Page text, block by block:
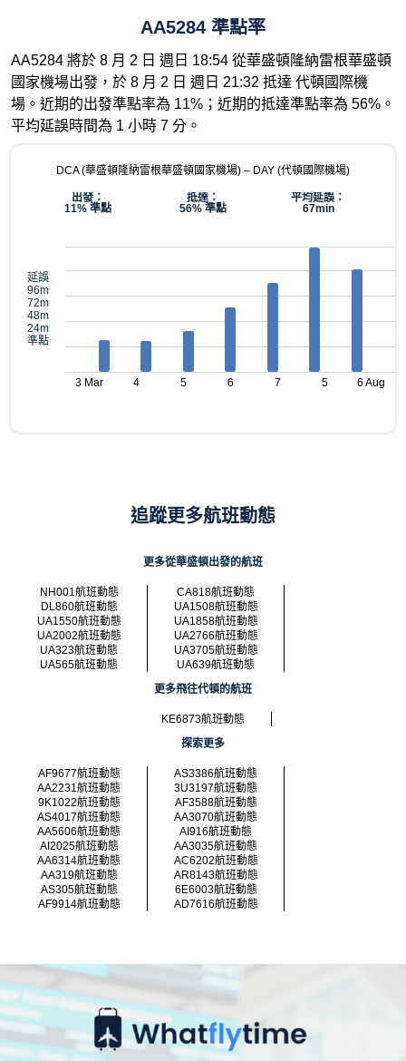
AA5284 準點率
AA5284 將於 8 月 2 日 週日 18:54 從華盛頓隆納雷根華盛頓
國家機場出發，於 8 月 2 日 週日 21:32 抵達 代頓國際機
場。近期的出發準點率為 11%；近期的抵達準點率為 56%。
平均延誤時間為 1 小時 7 分。
DCA (華盛頓隆納雷根華盛頓國家機場) – DAY (代頓國際機場)
出發：
11% 準點
抵達：
56% 準點
平均延誤：
67min
延誤
96m
72m
48m
24m
準點
3 Mar 4 5 6 7 5 6 Aug
追蹤更多航班動態
更多從華盛頓出發的航班
NH001航班動態
CA818航班動態
DL860航班動態
UA1508航班動態
UA1550航班動態
UA1858航班動態
UA2002航班動態
UA2766航班動態
UA323航班動態
UA3705航班動態
UA565航班動態
UA639航班動態
更多飛往代頓的航班
KE6873航班動態
探索更多
AF9677航班動態
AS3386航班動態
AA2231航班動態
3U3197航班動態
9K1022航班動態
AF3588航班動態
AS4017航班動態
AA3070航班動態
AA5606航班動態
AI916航班動態
AI2025航班動態
AA3035航班動態
AA6314航班動態
AC6202航班動態
AA319航班動態
AR8143航班動態
AS305航班動態
6E6003航班動態
AF9914航班動態
AD7616航班動態